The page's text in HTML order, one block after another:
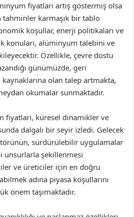
fiyatları artış göstermiş olsa
tahminler karmaşık bir tablo
koşullar, enerji politikaları ve
konuları, alüminyum talebini ve
Özellikle, çevre dostu
günümüzde, geri
olan talep artmakta,
okumalar sunmaktadır.
fiyatları, küresel dinamikler ve
dalgalı bir seyir izledi. Gelecek
sürdürülebilir uygulamalar
unsurlarla şekillenmesi
ve üreticiler için en doğru
adına piyasa koşullarını
önem taşımaktadır.